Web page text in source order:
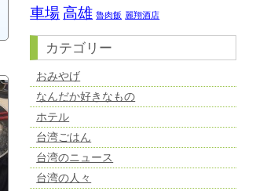
車場 高雄 魯肉飯 麗翔酒店
カテゴリー
おみやげ
なんだか好きなもの
ホテル
台湾ごはん
台湾のニュース
台湾の人々